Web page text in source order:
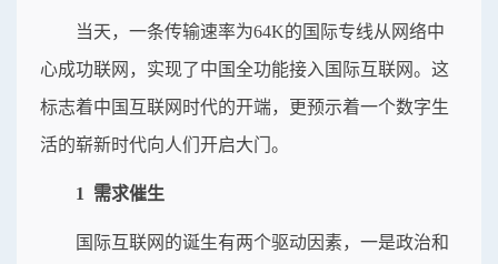
当天，一条传输速率为64K的国际专线从网络中
心成功联网，实现了中国全功能接入国际互联网。这
标志着中国互联网时代的开端，更预示着一个数字生
活的崭新时代向人们开启大门。
1 需求催生
国际互联网的诞生有两个驱动因素，一是政治和